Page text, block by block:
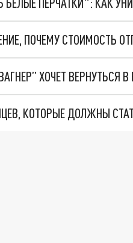
ХОЧЕТ ВЕРНУТЬСЯ
КОТОРЫЕ ДОЛЖНЫ